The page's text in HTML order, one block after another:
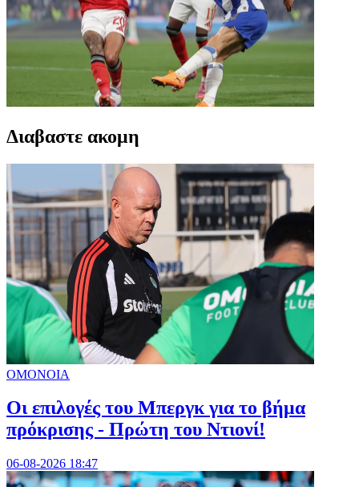
Διαβαστε ακομη
ΟΜΟΝΟΙΑ
Οι επιλογές του Μπεργκ για το βήμα
πρόκρισης - Πρώτη του Ντιονί!
06-08-2026 18:47